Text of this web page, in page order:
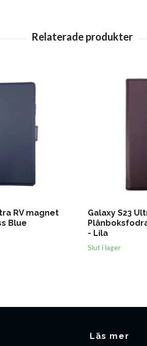
RV magnet
Blue
Galaxy S23
- Lila
Slut i lager
Läs mer